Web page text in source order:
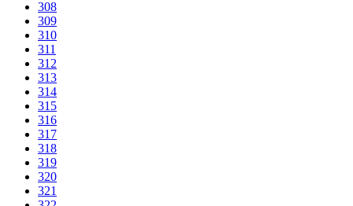
308
309
310
311
312
313
314
315
316
317
318
319
320
321